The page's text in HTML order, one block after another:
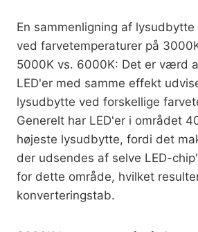
En sammenligning af
ved farvetemperaturer på
5000K vs. 6000K: Det er værd
LED'er med samme effekt
lysudbytte ved forskellige
Generelt har LED'er i området
højeste lysudbytte, fordi det
der udsendes af selve LED-
for dette område, hvilket
konverteringstab.